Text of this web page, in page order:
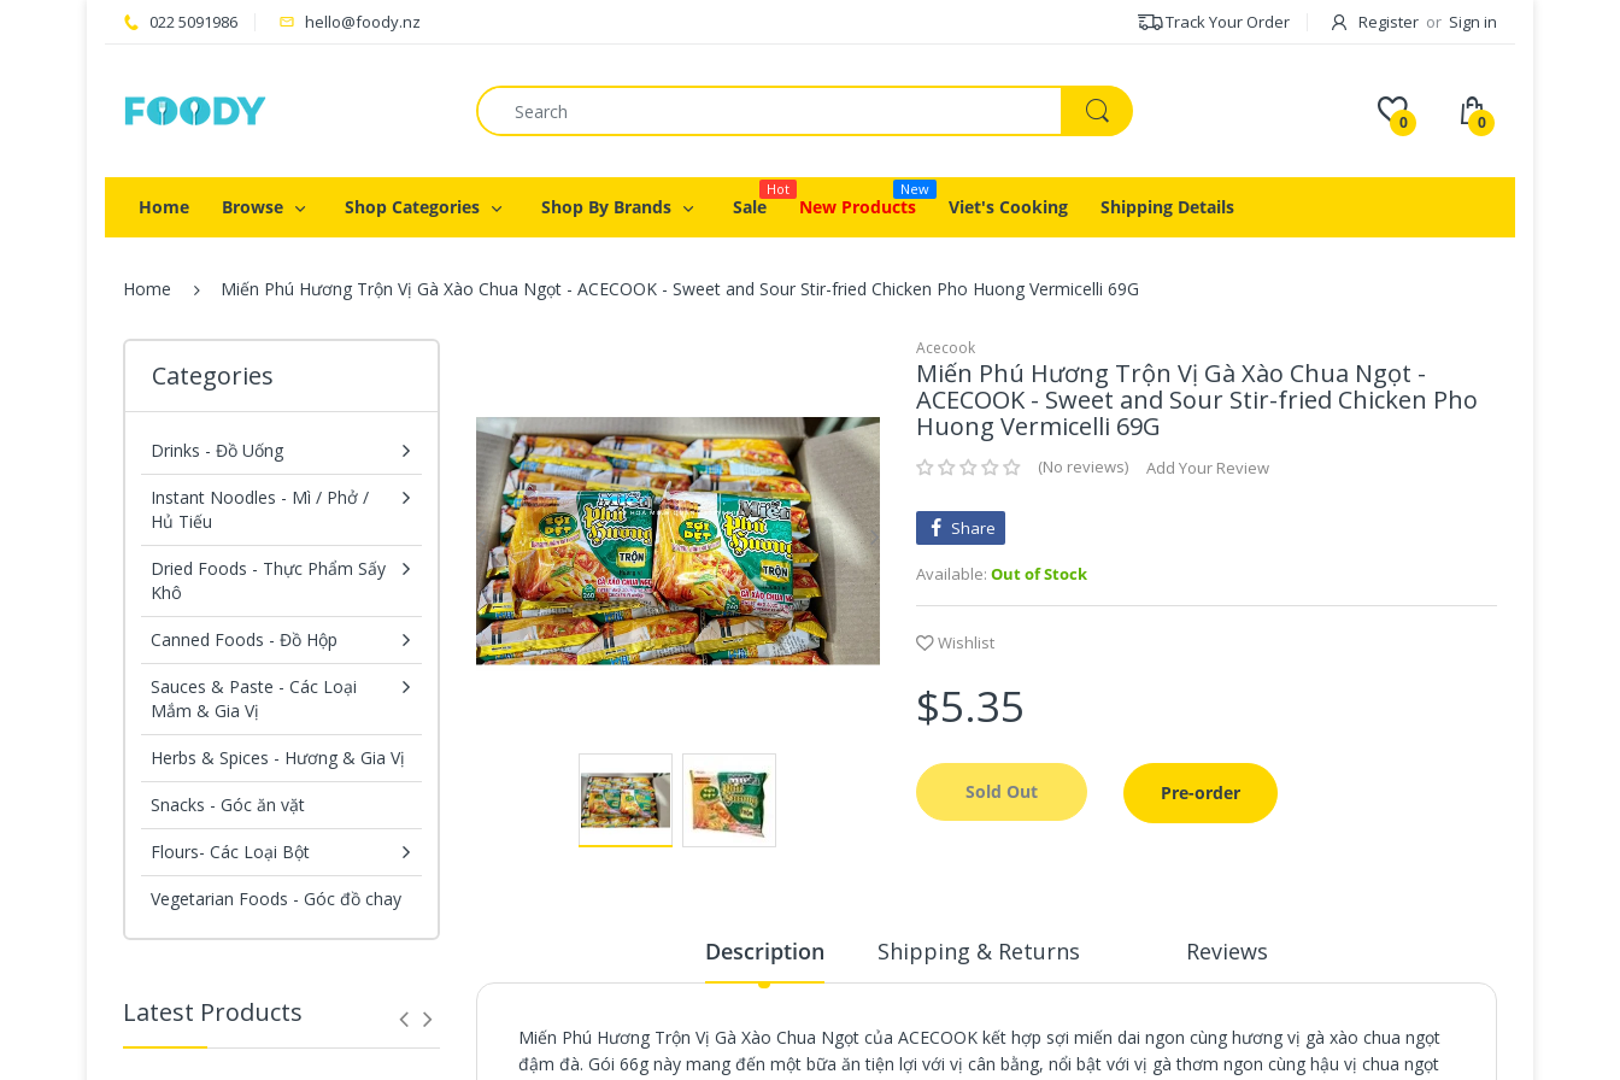
022 5091986 hello@foody.nz Track Your Order Register or Sign in
0 0
Home Browse Shop Categories Shop By Brands Sale
Hot
New Products
New
Viet's Cooking Shipping Details
Home Miến Phú Hương Trộn Vị Gà Xào Chua Ngọt - ACECOOK - Sweet and Sour Stir-fried Chicken Pho Huong Vermicelli 69G
Categories
Drinks - Đồ Uống
Instant Noodles - Mì / Phở /
Hủ Tiếu
Dried Foods - Thực Phẩm Sấy
Khô
Canned Foods - Đồ Hộp
Sauces & Paste - Các Loại
Mắm & Gia Vị
Herbs & Spices - Hương & Gia Vị
Snacks - Góc ăn vặt
Flours- Các Loại Bột
Vegetarian Foods - Góc đồ chay
Latest Products
Acecook
Miến Phú Hương Trộn Vị Gà Xào Chua Ngọt -
ACECOOK - Sweet and Sour Stir-fried Chicken Pho
Huong Vermicelli 69G
No reviews Add Your Review
Share
Available: Out of Stock
Wishlist
$5.35
Sold Out Pre-order
Description Shipping & Returns Reviews
Miến Phú Hương Trộn Vị Gà Xào Chua Ngọt của ACECOOK kết hợp sợi miến dai ngon cùng hương vị gà xào chua ngọt
đậm đà. Gói 66g này mang đến một bữa ăn tiện lợi với vị cân bằng, nổi bật với vị gà thơm ngon cùng hậu vị chua ngọt